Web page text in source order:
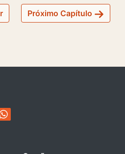
Próximo Capítulo